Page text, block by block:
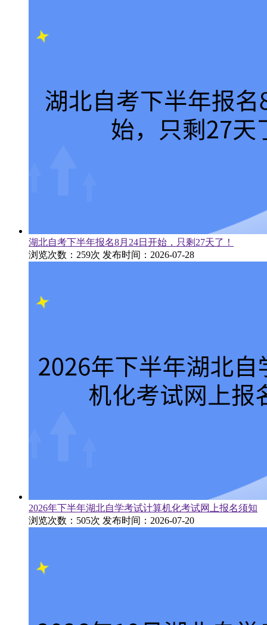
湖北自考下半年报名8月24日开始，只剩27天了！
浏览次数：259次 发布时间：2026-07-28
2026年下半年湖北自学考试计算机化考试网上报名须知
浏览次数：505次 发布时间：2026-07-20